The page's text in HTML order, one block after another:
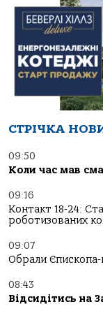
СТРІЧКА
09:50
Коли час мав
09:16
Контакт 18-24:
роботизованих
09:07
Обрали Єпископа-
08:43
Відсидітись на